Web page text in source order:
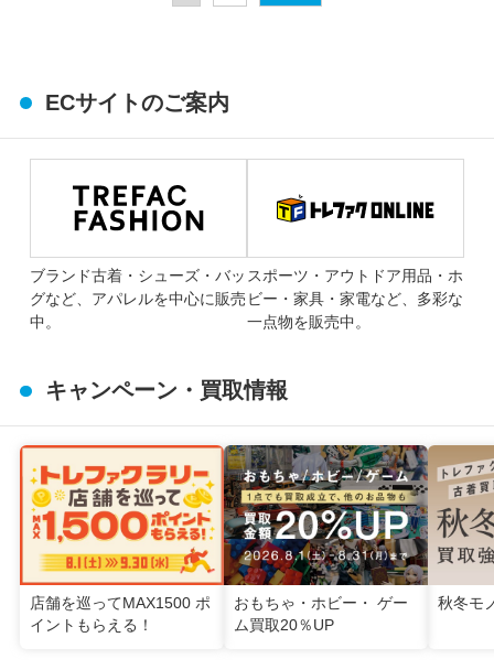
ECサイトのご案内
ブランド古着・シューズ・バッ
グなど、アパレルを中心に販売
中。
スポーツ・アウトドア用品・ホ
ビー・家具・家電など、多彩な
一点物を販売中。
キャンペーン・買取情報
店舗を巡ってMAX1500 ポ
イントもらえる！
おもちゃ・ホビー・ ゲー
ム買取20％UP
秋冬モ